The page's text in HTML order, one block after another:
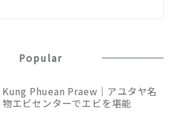
Popular
Kung Phuean Praew｜アユタヤ名
物エビセンターでエビを堪能